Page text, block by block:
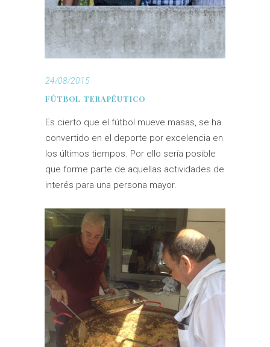
24/08/2015
FÚTBOL TERAPÉUTICO
Es cierto que el fútbol mueve masas, se ha
convertido en el deporte por excelencia en
los últimos tiempos. Por ello sería posible
que forme parte de aquellas actividades de
interés para una persona mayor.